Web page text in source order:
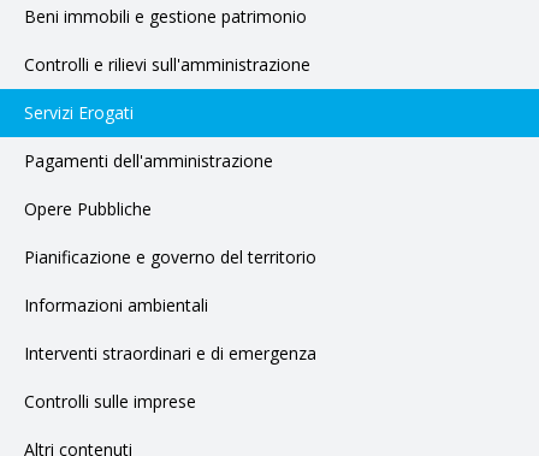
Beni immobili e gestione patrimonio
Controlli e rilievi sull'amministrazione
Servizi Erogati
Pagamenti dell'amministrazione
Opere Pubbliche
Pianificazione e governo del territorio
Informazioni ambientali
Interventi straordinari e di emergenza
Controlli sulle imprese
Altri contenuti